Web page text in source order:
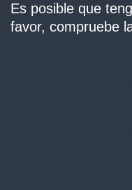
Es posible que
favor, compruebe